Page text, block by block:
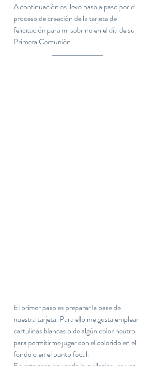
A continuación os llevo paso a paso por el
proceso de creación de la tarjeta de
felicitación para mi sobrino en el día de su
Primera Comunión.
El primer paso es preparar la base de
nuestra tarjeta. Para ello me gusta emplear
cartulinas blancas o de algún color neutro
para permitirme jugar con el colorido en el
fondo o en el punto focal.